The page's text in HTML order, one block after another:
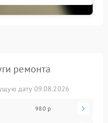
ремонта
дату 09.08.2026
980 р